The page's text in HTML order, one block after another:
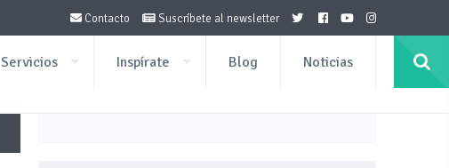
Contacto Suscríbete al newsletter
Servicios Inspírate Blog Noticias